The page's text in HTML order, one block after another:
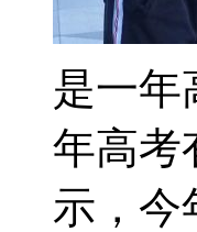
是一年
年高考
示，今